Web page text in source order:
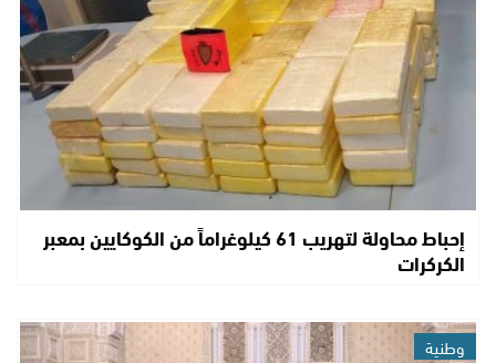
إحباط محاولة لتهريب 61 كيلوغراماً من الكوكايين بمعبر
الكركرات
وطنية